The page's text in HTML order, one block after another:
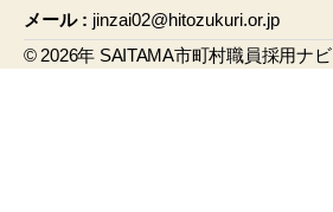
k
メール : jinzai02@hitozukuri.or.jp
© 2026年 SAITAMA市町村職員採用ナビ